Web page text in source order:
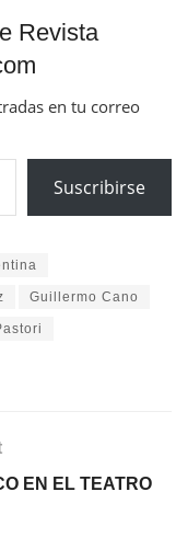
Revista
en tu correo
Suscribirse
Guillermo Cano
EN EL TEATRO